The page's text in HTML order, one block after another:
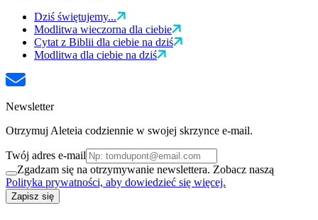
Dziś świętujemy...
Modlitwa wieczorna dla ciebie
Cytat z Biblii dla ciebie na dziś
Modlitwa dla ciebie na dziś
Newsletter
Otrzymuj Aleteia codziennie w swojej skrzynce e-mail.
Twój adres e-mail
Zgadzam się na otrzymywanie newslettera. Zobacz naszą
Polityka prywatności, aby dowiedzieć się więcej.
Zapisz się